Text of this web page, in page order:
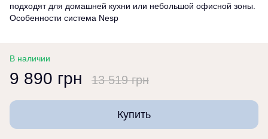
подходят для домашней кухни или небольшой офисной зоны.
Особенности система Nesp
В наличии
9 890 грн 13 519 грн
Купить